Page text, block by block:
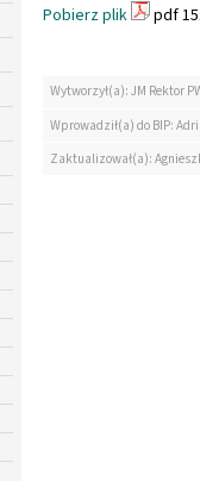
Pobierz plik
pdf
Wytworzył(a): JM Rektor
Wprowadził(a) do BIP:
Zaktualizował(a):